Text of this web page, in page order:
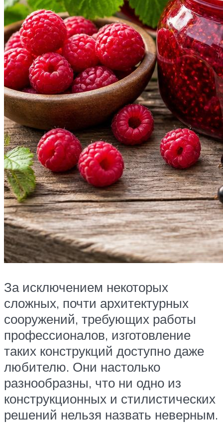
За исключением некоторых
сложных, почти архитектурных
сооружений, требующих работы
профессионалов, изготовление
таких конструкций доступно даже
любителю. Они настолько
разнообразны, что ни одно из
конструкционных и стилистических
решений нельзя назвать неверным.